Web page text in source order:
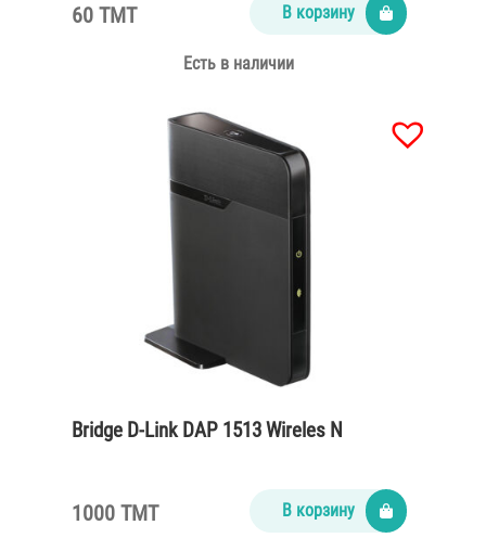
60 TMT В корзину
Есть в наличии
Bridge D-Link DAP 1513 Wireles N
1000 TMT В корзину